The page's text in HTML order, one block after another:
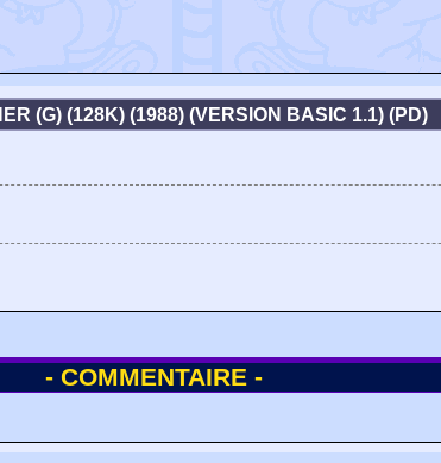
(G) (128K) (1988) (VERSION BASIC 1.1) (PD)
- COMMENTAIRE -